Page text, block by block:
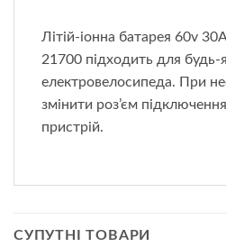
Літій-іонна батарея 60v
21700 підходить для будь-
електровелосипеда. При
змінити роз’єм
пристрій.
СУПУТНІ ТОВАРИ